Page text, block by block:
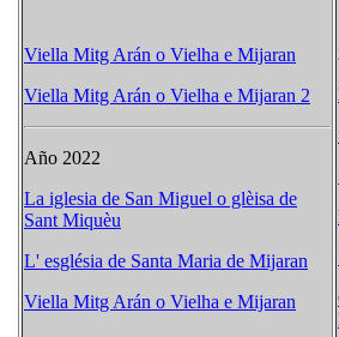
Viella Mitg Arán o Vielha e Mijaran
Viella Mitg Arán o Vielha e Mijaran 2
Año 2022
La iglesia de San Miguel o glèisa de
Sant Miquèu
L' església de Santa Maria de Mijaran
Viella Mitg Arán o Vielha e Mijaran